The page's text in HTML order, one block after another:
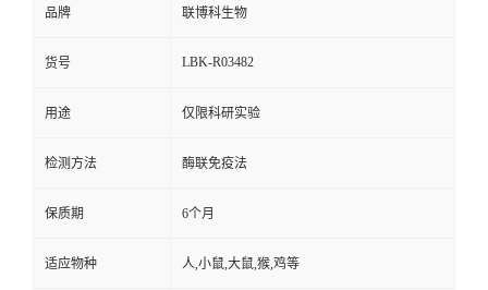
品牌 联博科生物
货号 LBK-R03482
用途 仅限科研实验
检测方法 酶联免疫法
保质期 6个月
适应物种 人,小鼠,大鼠,猴,鸡等